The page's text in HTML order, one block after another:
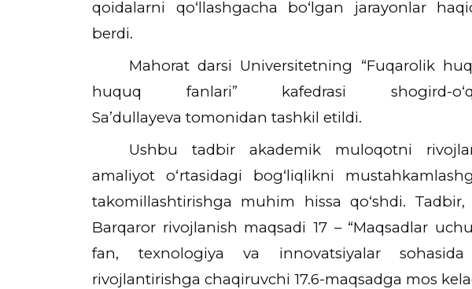
qoidalarni qo‘llashgacha bo‘lgan jarayonlar
berdi.
Mahorat darsi Universitetning “Fuqarolik
huquq fanlari” kafedrasi shogird-
Saʼdullayeva tomonidan tashkil etildi.
Ushbu tadbir akademik muloqotni
amaliyot o‘rtasidagi bog‘liqlikni
takomillashtirishga muhim hissa qo‘shdi.
Barqaror rivojlanish maqsadi 17 – “Maqsadlar
fan, texnologiya va innovatsiyalar
rivojlantirishga chaqiruvchi 17.6-maqsadga mos